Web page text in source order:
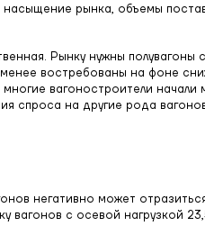
рынка, объемы
Рынку нужны полувагоны
востребованы на фоне
вагоностроители начали
спроса на другие рода
негативно может
вагонов с осевой нагрузкой